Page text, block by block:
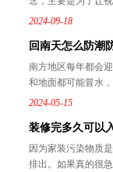
2024-09-18
回南天怎么防潮
南方地区每年都会
和地面都可能冒水
2024-05-15
装修完多久可以
因为家装污染物质
排出。如果真的很